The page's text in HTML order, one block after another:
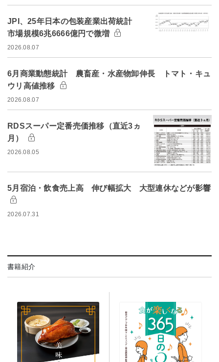
JPI、25年日本の包装産業出荷統計
市場規模6兆6666億円で微増
2026.08.07
6月商業動態統計 農畜産・水産物卸伸長 トマト・キュ
ウリ高値推移
2026.08.07
RDSスーパー定番売価推移（直近3ヵ
月）
2026.08.05
5月宿泊・飲食売上高 伸び幅拡大 大型連休などが影響
2026.07.31
書籍紹介